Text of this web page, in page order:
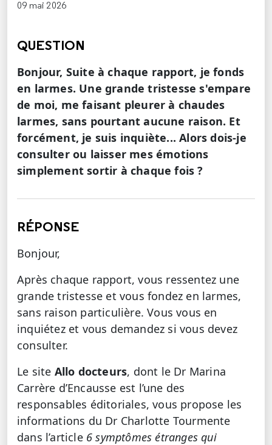
09 mai 2026
QUESTION
Bonjour, Suite à chaque rapport, je fonds
en larmes. Une grande tristesse s'empare
de moi, me faisant pleurer à chaudes
larmes, sans pourtant aucune raison. Et
forcément, je suis inquiète... Alors dois-je
consulter ou laisser mes émotions
simplement sortir à chaque fois ?
RÉPONSE
Bonjour,
Après chaque rapport, vous ressentez une
grande tristesse et vous fondez en larmes,
sans raison particulière. Vous vous en
inquiétez et vous demandez si vous devez
consulter.
Le site Allo docteurs, dont le Dr Marina
Carrère d’Encausse est l’une des
responsables éditoriales, vous propose les
informations du Dr Charlotte Tourmente
dans l’article 6 symptômes étranges qui